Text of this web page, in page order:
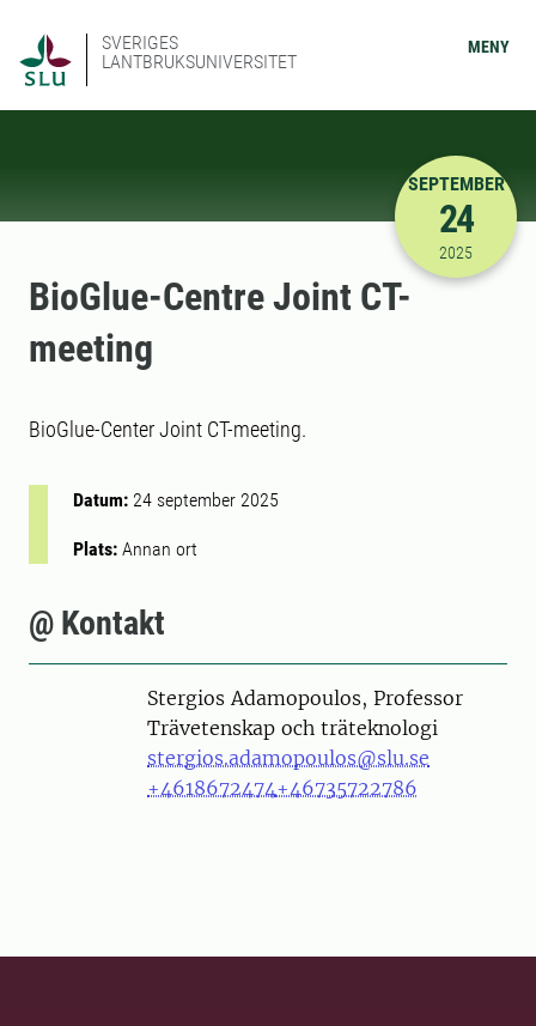
SVERIGES
LANTBRUKSUNIVERSITET
MENY
2025-09-
SEPTEMBER
24
2025
BioGlue-Centre Joint CT-
meeting
BioGlue-Center Joint CT-meeting.
Datum: 24 september 2025
Plats: Annan ort
@ Kontakt
PersonStergios Adamopoulos, Professor
Trävetenskap och träteknologi
stergios.adamopoulos@slu.se
+4618672474+46735722786